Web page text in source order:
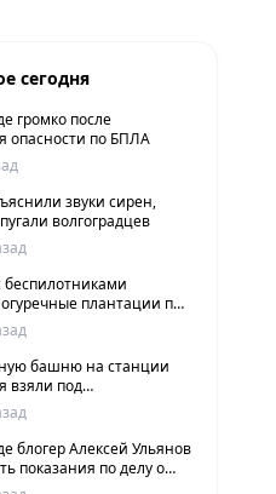
сегодня
громко после
опасности по БПЛА
звуки сирен,
волгоградцев
беспилотниками
плантации под
башню на станции
взяли под
охрану
блогер Алексей Ульянов
показания по делу о